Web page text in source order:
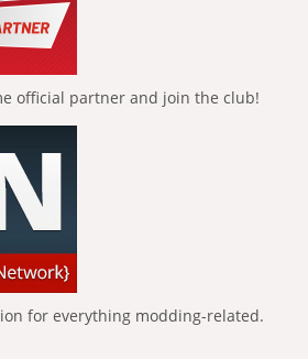
official partner and join the club!
for everything modding-related.